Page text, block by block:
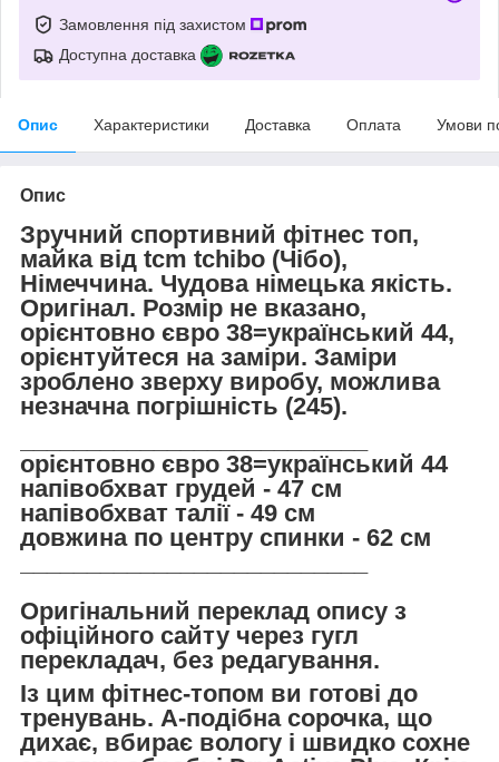
Замовлення під захистом
Доступна доставка
Опис Характеристики Доставка Оплата Умови
Опис
Зручний спортивний фітнес топ,
майка від tcm tchibo (Чібо),
Німеччина. Чудова німецька якість.
Оригінал. Розмір не вказано,
орієнтовно євро 38=український 44,
орієнтуйтеся на заміри. Заміри
зроблено зверху виробу, можлива
незначна погрішність (245).
орієнтовно євро 38=український 44
напівобхват грудей - 47 см
напівобхват талії - 49 см
довжина по центру спинки - 62 см
Оригінальний переклад опису з
офіційного сайту через гугл
перекладач, без редагування.
Із цим фітнес-топом ви готові до
тренувань. А-подібна сорочка, що
дихає, вбирає вологу і швидко сохне